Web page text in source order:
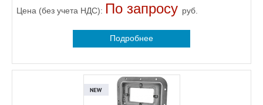
Цена (без учета НДС): По запросу руб.
Подробнее